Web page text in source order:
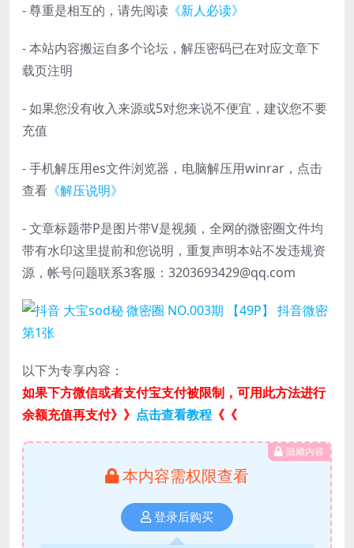
- 尊重是相互的，请先阅读 《新人必读》
- 本站内容搬运自多个论坛，解压密码已在对应文章下
载页注明
- 如果您没有收入来源或5对您来说不便宜，建议您不要
充值
- 手机解压用es文件浏览器，电脑解压用winrar，点击
查看 《解压说明》
- 文章标题带P是图片带V是视频，全网的微密圈文件均
带有水印这里提前和您说明，重复声明本站不发违规资
源，帐号问题联系3客服：3203693429@qq.com
以下为专享内容：
如果下方微信或者支付宝支付被限制，可用此方法进行
余额充值再支付》》 点击查看教程 《《
隐藏内容
本内容需权限查看
登录后购买